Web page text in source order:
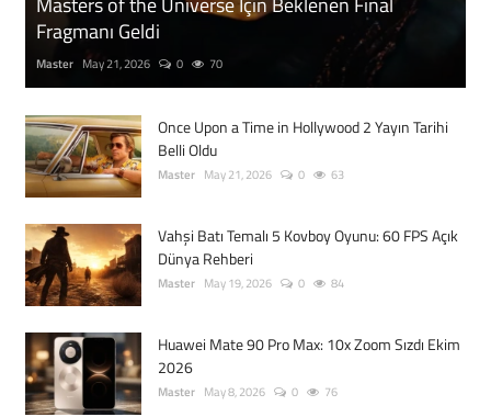
Fragmanı Geldi
Master May 21, 2026 0 70
Once Upon a Time in Hollywood 2 Yayın Tarihi
Belli Oldu
Master May 21, 2026 0 63
Vahşi Batı Temalı 5 Kovboy Oyunu: 60 FPS Açık
Dünya Rehberi
Master May 19, 2026 0 84
Huawei Mate 90 Pro Max: 10x Zoom Sızdı Ekim
2026
Master May 8, 2026 0 76